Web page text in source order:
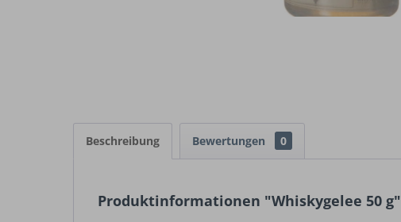
Beschreibung Bewertungen 0
Produktinformationen "Whiskygelee 50 g"